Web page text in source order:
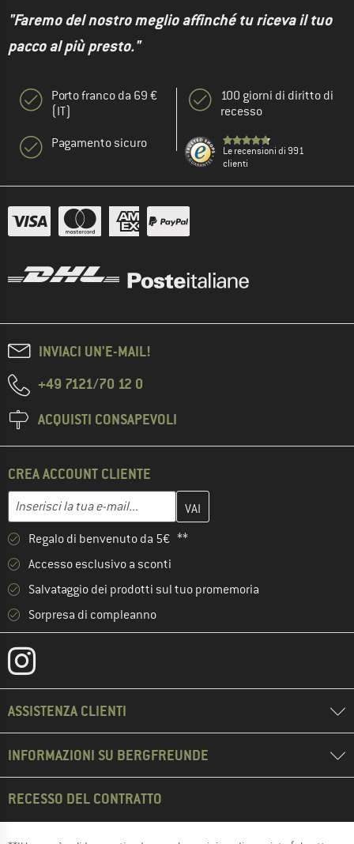
"Faremo del nostro meglio affinché tu riceva il tuo
pacco al più presto."
Porto franco da 69 €
(IT)
Pagamento sicuro
100 giorni di diritto di
recesso
Le recensioni di 991
clienti
INVIACI UN'E-MAIL!
+49 7121/70 12 0
ACQUISTI CONSAPEVOLI
CREA ACCOUNT CLIENTE
Indirizzo e-mail
Inserisci qui il tuo indirizzo e-mail e crea il tuo account cliente
Regalo di benvenuto da 5€ **
Accesso esclusivo a sconti
Salvataggio dei prodotti sul tuo promemoria
Sorpresa di compleanno
ASSISTENZA CLIENTI
INFORMAZIONI SU BERGFREUNDE
RECESSO DEL CONTRATTO